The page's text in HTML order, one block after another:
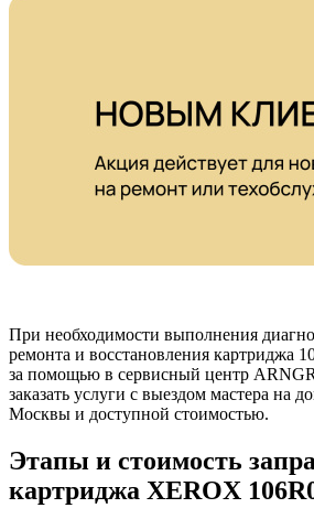
При необходимости выполнения
ремонта и восстановления картриджа
за помощью в сервисный центр
заказать услуги с выездом мастера на
Москвы и доступной стоимостью.
Этапы и стоимость
картриджа XEROX